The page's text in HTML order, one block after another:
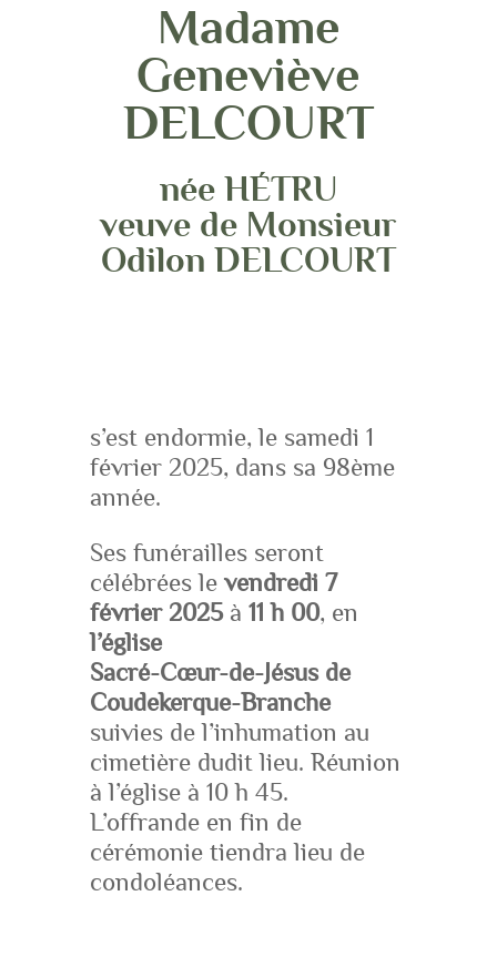
Madame
Geneviève
DELCOURT
née HÉTRU
veuve de Monsieur
Odilon DELCOURT
s’est endormie, le samedi 1
février 2025, dans sa 98ème
année.
Ses funérailles seront
célébrées le vendredi 7
février 2025à 11 h 00, en
l’église
Sacré-Cœur-de-Jésus de
Coudekerque-Branche
suivies de l’inhumation au
cimetière dudit lieu. Réunion
à l’église à 10 h 45.
L’offrande en fin de
cérémonie tiendra lieu de
condoléances.